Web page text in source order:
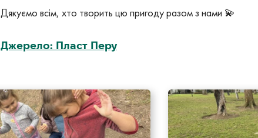
Дякуємо всім, хто творить цю пригоду разом з нами 💫
Джерело: Пласт Перу